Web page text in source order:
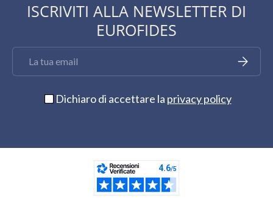
ISCRIVITI ALLA NEWSLETTER DI
EUROFIDES
Iscriviti
Dichiaro di accettare la privacy policy